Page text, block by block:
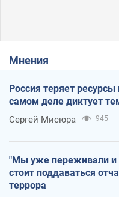
Мнения
Россия теряет ресурсы
самом деле диктует
Сергей Мисюра 945
"Мы уже переживали и
стоит поддаваться
террора